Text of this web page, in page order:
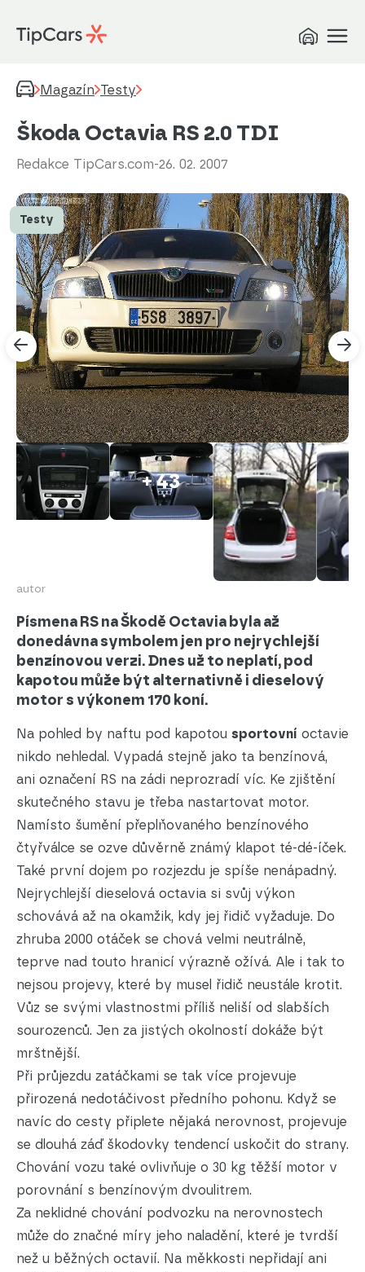
Magazín Testy
Škoda Octavia RS 2.0 TDI
Redakce TipCars.com-26. 02. 2007
+ 43
autor
Testy
Písmena RS na Škodě Octavia byla až
donedávna symbolem jen pro nejrychlejší
benzínovou verzi. Dnes už to neplatí, pod
kapotou může být alternativně i dieselový
motor s výkonem 170 koní.
Na pohled by naftu pod kapotou sportovní octavie
nikdo nehledal. Vypadá stejně jako ta benzínová,
ani označení RS na zádi neprozradí víc. Ke zjištění
skutečného stavu je třeba nastartovat motor.
Namísto šumění přeplňovaného benzínového
čtyřválce se ozve důvěrně známý klapot té-dé-íček.
Také první dojem po rozjezdu je spíše nenápadný.
Nejrychlejší dieselová octavia si svůj výkon
schovává až na okamžik, kdy jej řidič vyžaduje. Do
zhruba 2000 otáček se chová velmi neutrálně,
teprve nad touto hranicí výrazně ožívá. Ale i tak to
nejsou projevy, které by musel řidič neustále krotit.
Vůz se svými vlastnostmi příliš neliší od slabších
sourozenců. Jen za jistých okolností dokáže být
mrštnější.
Při průjezdu zatáčkami se tak více projevuje
přirozená nedotáčivost předního pohonu. Když se
navíc do cesty připlete nějaká nerovnost, projevuje
se dlouhá záď škodovky tendencí uskočit do strany.
Chování vozu také ovlivňuje o 30 kg těžší motor v
porovnání s benzínovým dvoulitrem.
Za neklidné chování podvozku na nerovnostech
může do značné míry jeho naladění, které je tvrdší
než u běžných octavií. Na měkkosti nepřidají ani